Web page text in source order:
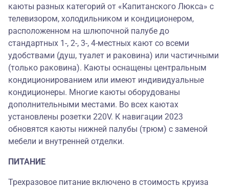
каюты разных категорий от «Капитанского Люкса» c
телевизором, холодильником и кондиционером,
расположенном на шлюпочной палубе до
стандартных 1-, 2-, 3-, 4-местных кают со всеми
удобствами (душ, туалет и раковина) или частичными
(только раковина). Каюты оснащены центральным
кондиционированием или имеют индивидуальные
кондиционеры. Многие каюты оборудованы
дополнительными местами. Во всех каютах
установлены розетки 220V. К навигации 2023
обновятся каюты нижней палубы (трюм) с заменой
мебели и внутренней отделки.
ПИТАНИЕ
Трехразовое питание включено в стоимость круиза